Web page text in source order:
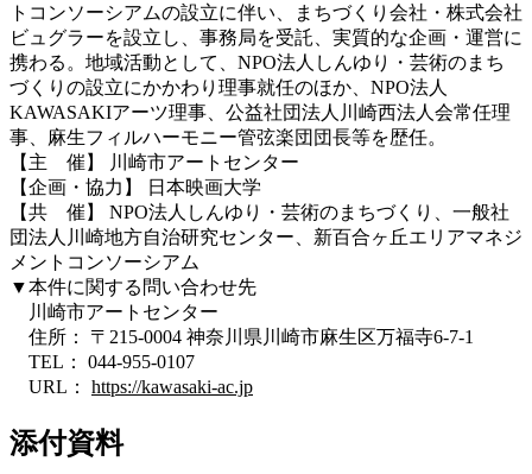
トコンソーシアムの設立に伴い、まちづくり会社・株式会社
ビュグラーを設立し、事務局を受託、実質的な企画・運営に
携わる。地域活動として、NPO法人しんゆり・芸術のまち
づくりの設立にかかわり理事就任のほか、NPO法人
KAWASAKIアーツ理事、公益社団法人川崎西法人会常任理
事、麻生フィルハーモニー管弦楽団団長等を歴任。
【主 催】 川崎市アートセンター
【企画・協力】 日本映画大学
【共 催】 NPO法人しんゆり・芸術のまちづくり、一般社
団法人川崎地方自治研究センター、新百合ヶ丘エリアマネジ
メントコンソーシアム
▼本件に関する問い合わせ先
川崎市アートセンター
住所： 〒215-0004 神奈川県川崎市麻生区万福寺6-7-1
TEL： 044-955-0107
URL： https://kawasaki-ac.jp
添付資料